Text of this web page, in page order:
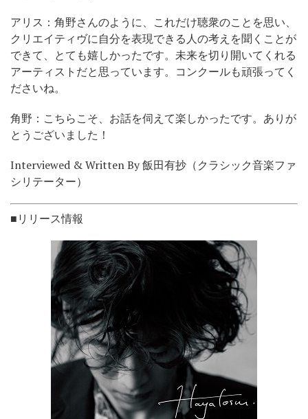
アリス：角野さんのように、これだけ聴衆のことを思い、
クリエイティヴに自分を表現できる人の考えを聞くことが
できて、とても嬉しかったです。未来を切り開いてくれる
アーティストだと思っています。コンクールも頑張ってく
ださいね。
角野：こちらこそ、お話を伺えて楽しかったです。ありが
とうございました！
Interviewed & Written By 飯田有抄（クラシック音楽ファ
シリテーター）
■リリース情報